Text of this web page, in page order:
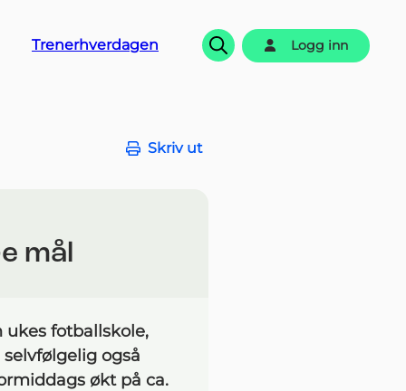
Trenerhverdagen
Søk
Logg inn
Skriv ut
mål
fotballskole,
også
økt på ca.